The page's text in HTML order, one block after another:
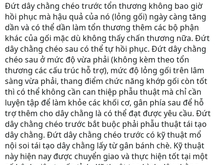
Đứt dây chằng chéo trước tổn thương không bao giờ
hồi phục mà hậu quả của nó (lỏng gối) ngày càng tăng
dần và có thể dần làm tổn thương thêm các bộ phận
khác của gối mặc dù không thấy chấn thương nữa. Đứt
dây chằng chéo sau có thể tự hồi phục. Đứt dây chằng
chéo sau ở mức độ vừa phải (không kèm theo tổn
thương các cấu trúc hỗ trợ), mức độ lỏng gối trên lâm
sàng vừa phải, thang điểm chức năng khớp gối còn tốt
thì có thể không cần can thiệp phẫu thuật mà chỉ cần
luyện tập để làm khỏe các khối cơ, gân phía sau để hỗ
trợ thêm cho dây chằng là có thể đạt được yêu cầu. Đứt
dây chằng chéo trước bắt buộc phải phẫu thuật tái tạo
dây chằng. Đứt dây chằng chéo trước có kỹ thuật mổ
nội soi tái tạo dây chằng lấy từ gân bánh chè. Kỹ thuật
này hiện nay được chuyển giao và thực hiện tốt tại một